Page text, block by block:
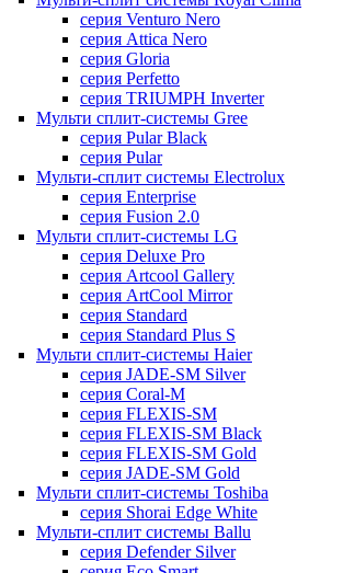
серия Venturo Nero
серия Attica Nero
серия Gloria
серия Perfetto
серия TRIUMPH Inverter
Мульти сплит-системы Gree
серия Pular Black
серия Pular
Мульти-сплит системы Electrolux
серия Enterprise
серия Fusion 2.0
Мульти сплит-системы LG
серия Deluxe Pro
серия Artcool Gallery
серия ArtCool Mirror
серия Standard
серия Standard Plus S
Мульти сплит-системы Haier
серия JADE-SM Silver
серия Coral-M
серия FLEXIS-SM
серия FLEXIS-SM Black
серия FLEXIS-SM Gold
серия JADE-SM Gold
Мульти сплит-системы Toshiba
серия Shorai Edge White
Мульти-сплит системы Ballu
серия Defender Silver